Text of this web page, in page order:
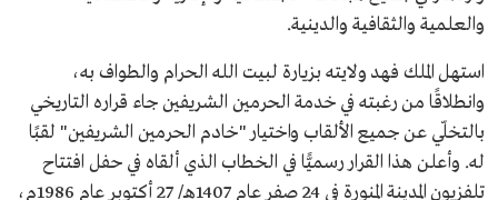
والعلمية والثقافية والدينية.
استهل الملك فهد ولايته بزيارة لبيت الله الحرام والطواف به،
وانطلاقًا من رغبته في خدمة الحرمين الشريفين جاء قراره التاريخي
بالتخلّي عن جميع الألقاب واختيار "خادم الحرمين الشريفين" لقبًا
له. وأعلن هذا القرار رسميًّا في الخطاب الذي ألقاه في حفل افتتاح
تلفزيون المدينة المنورة في 24 صفر عام 1407هـ/ 27 أكتوبر عام 1986م،